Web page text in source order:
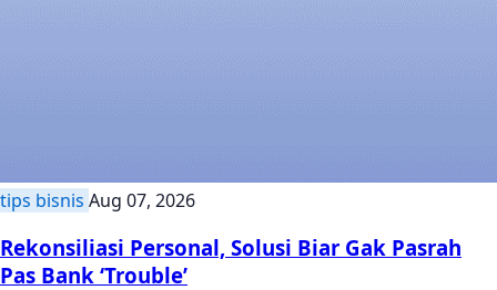
tips bisnis Aug 07, 2026
Rekonsiliasi Personal, Solusi Biar Gak Pasrah
Pas Bank ‘Trouble’